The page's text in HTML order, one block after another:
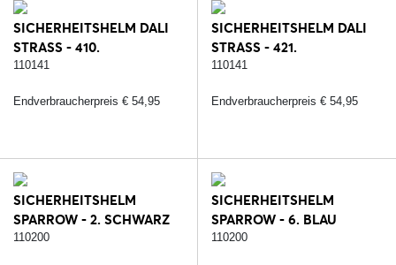
SICHERHEITSHELM DALI
STRASS - 410.
BRAUN/ROSE
110141
Endverbraucherpreis € 54,95
SICHERHEITSHELM DALI
STRASS - 421.
ROSA/SILVER
110141
Endverbraucherpreis € 54,95
SICHERHEITSHELM
SPARROW - 2. SCHWARZ
110200
SICHERHEITSHELM
SPARROW - 6. BLAU
110200